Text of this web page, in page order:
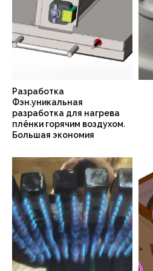
Разработка
Фэн.уникальная
разработка для нагрева
плёнки горячим воздухом.
Большая экономия